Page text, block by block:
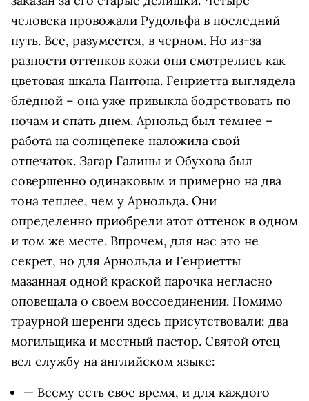
человека провожали Рудольфа в последний
путь. Все, разумеется, в черном. Но из-за
разности оттенков кожи они смотрелись как
цветовая шкала Пантона. Генриетта выглядела
бледной – она уже привыкла бодрствовать по
ночам и спать днем. Арнольд был темнее –
работа на солнцепеке наложила свой
отпечаток. Загар Галины и Обухова был
совершенно одинаковым и примерно на два
тона теплее, чем у Арнольда. Они
определенно приобрели этот оттенок в одном
и том же месте. Впрочем, для нас это не
секрет, но для Арнольда и Генриетты
мазанная одной краской парочка негласно
оповещала о своем воссоединении. Помимо
траурной шеренги здесь присутствовали: два
могильщика и местный пастор. Святой отец
вел службу на английском языке:
— Всему есть свое время, и для каждого